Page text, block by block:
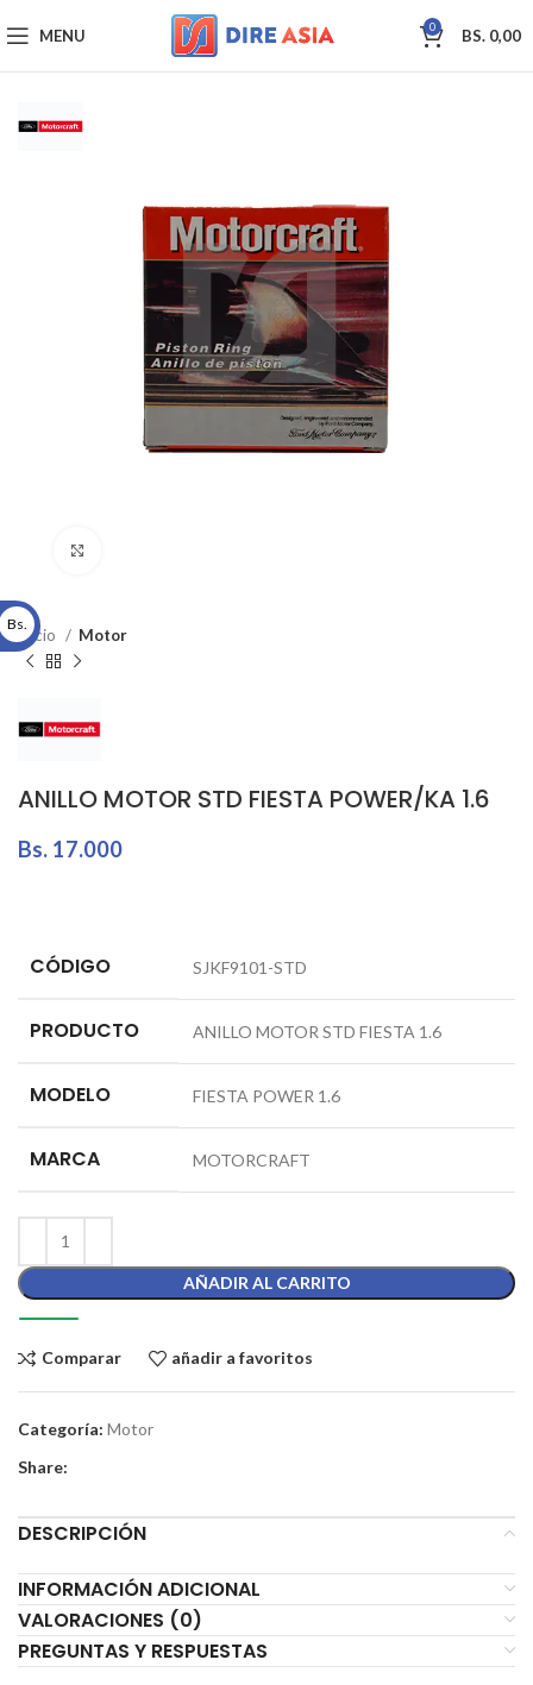
MENU 0 BS. 0,00
Inicio Motor
ANILLO MOTOR STD FIESTA POWER/KA 1.6
Bs. 17.000
CÓDIGO SJKF9101-STD
PRODUCTO ANILLO MOTOR STD FIESTA 1.6
MODELO FIESTA POWER 1.6
MARCA MOTORCRAFT
AÑADIR AL CARRITO
Comparar añadir a favoritos
Categoría: Motor
Share:
DESCRIPCIÓN
INFORMACIÓN ADICIONAL
VALORACIONES (0)
PREGUNTAS Y RESPUESTAS
Bs.